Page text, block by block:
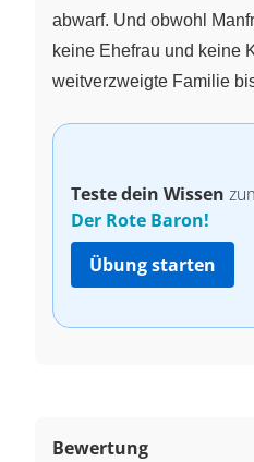
abwarf. Und obwohl
keine Ehefrau und keine
weitverzweigte Familie
Teste dein Wissen
Der Rote Baron!
Übung starten
Bewertung